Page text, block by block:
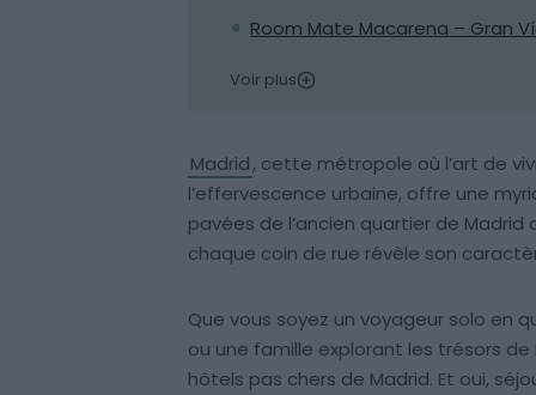
Room Mate Macarena – Gran
Voir plus
Madrid, cette métropole où l’art de
l’effervescence urbaine, offre une
pavées de l’ancien quartier de
chaque coin de rue révèle son
Que vous soyez un voyageur solo en
ou une famille explorant les trésors
hôtels pas chers de Madrid. Et oui,